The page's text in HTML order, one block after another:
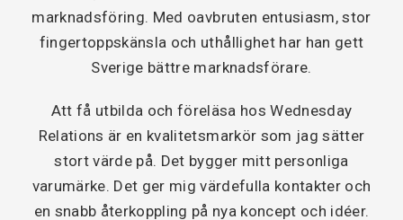
marknadsföring. Med oavbruten entusiasm, stor
fingertoppskänsla och uthållighet har han gett
Sverige bättre marknadsförare.
Att få utbilda och föreläsa hos Wednesday
Relations är en kvalitetsmarkör som jag sätter
stort värde på. Det bygger mitt personliga
varumärke. Det ger mig värdefulla kontakter och
en snabb återkoppling på nya koncept och idéer.